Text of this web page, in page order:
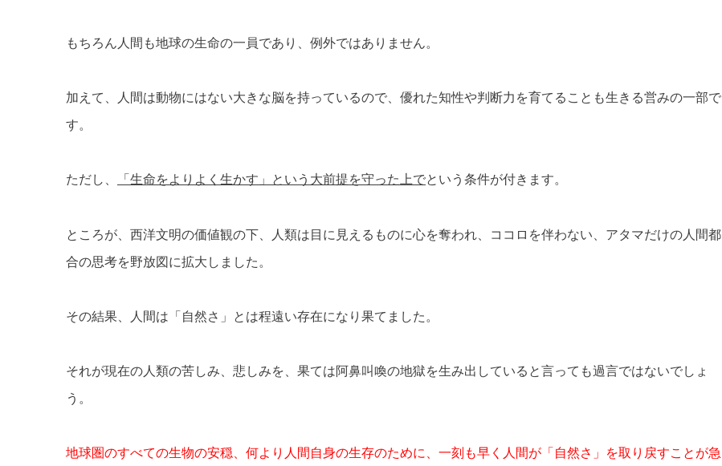
もちろん人間も地球の生命の一員であり、例外ではありません。
加えて、人間は動物にはない大きな脳を持っているので、優れた知性や判断力を育てることも生きる営みの一部で
す。
ただし、 「生命をよりよく生かす」という大前提を守った上でという条件が付きます。
ところが、西洋文明の価値観の下、人類は目に見えるものに心を奪われ、ココロを伴わない、アタマだけの人間都
合の思考を野放図に拡大しました。
その結果、人間は「自然さ」とは程遠い存在になり果てました。
それが現在の人類の苦しみ、悲しみを、果ては阿鼻叫喚の地獄を生み出していると言っても過言ではないでしょ
う。
地球圏のすべての生物の安穏、何より人間自身の生存のために、一刻も早く人間が「自然さ」を取り戻すことが急